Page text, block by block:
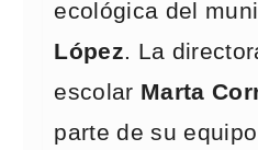
ecológica del
López. La
escolar Marta
parte de su